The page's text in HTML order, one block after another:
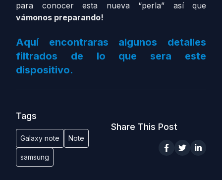
para conocer esta nueva “perla” así que
vámonos preparando!
Aquí encontraras algunos detalles
filtrados de lo que sera este
dispositivo.
Tags
Galaxy note Note
samsung
Share This Post